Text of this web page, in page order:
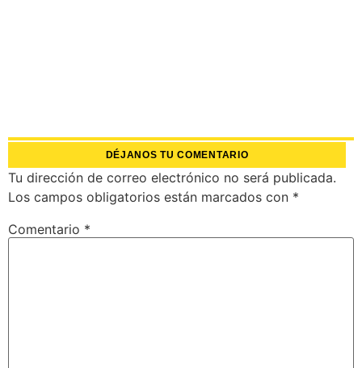
DÉJANOS TU COMENTARIO
Tu dirección de correo electrónico no será publicada.
Los campos obligatorios están marcados con *
Comentario *